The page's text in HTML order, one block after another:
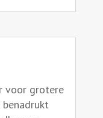
voor grotere